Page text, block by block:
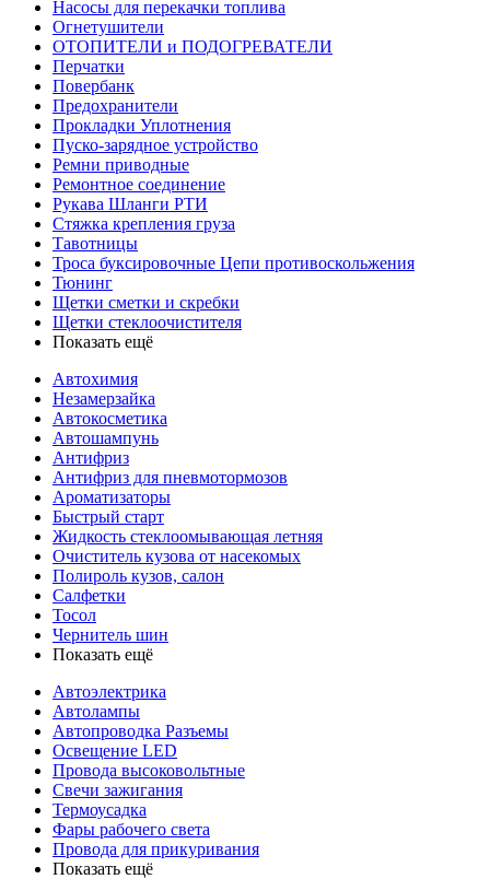
Насосы для перекачки топлива
Огнетушители
ОТОПИТЕЛИ и ПОДОГРЕВАТЕЛИ
Перчатки
Повербанк
Предохранители
Прокладки Уплотнения
Пуско-зарядное устройство
Ремни приводные
Ремонтное соединение
Рукава Шланги РТИ
Стяжка крепления груза
Тавотницы
Троса буксировочные Цепи противоскольжения
Тюнинг
Щетки сметки и скребки
Щетки стеклоочистителя
Показать ещё
Автохимия
Незамерзайка
Автокосметика
Автошампунь
Антифриз
Антифриз для пневмотормозов
Ароматизаторы
Быстрый старт
Жидкость стеклоомывающая летняя
Очиститель кузова от насекомых
Полироль кузов, салон
Салфетки
Тосол
Чернитель шин
Показать ещё
Автоэлектрика
Автолампы
Автопроводка Разъемы
Освещение LED
Провода высоковольтные
Свечи зажигания
Термоусадка
Фары рабочего света
Провода для прикуривания
Показать ещё